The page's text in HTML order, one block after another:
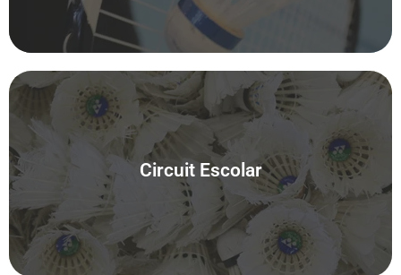
Circuit Escolar
Pròximament